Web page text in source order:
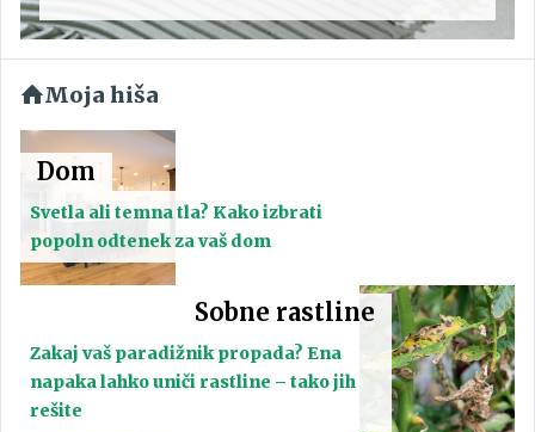
Moja hiša
Dom
Svetla ali temna tla? Kako izbrati
popoln odtenek za vaš dom
Sobne rastline
Zakaj vaš paradižnik propada? Ena
napaka lahko uniči rastline – tako jih
rešite